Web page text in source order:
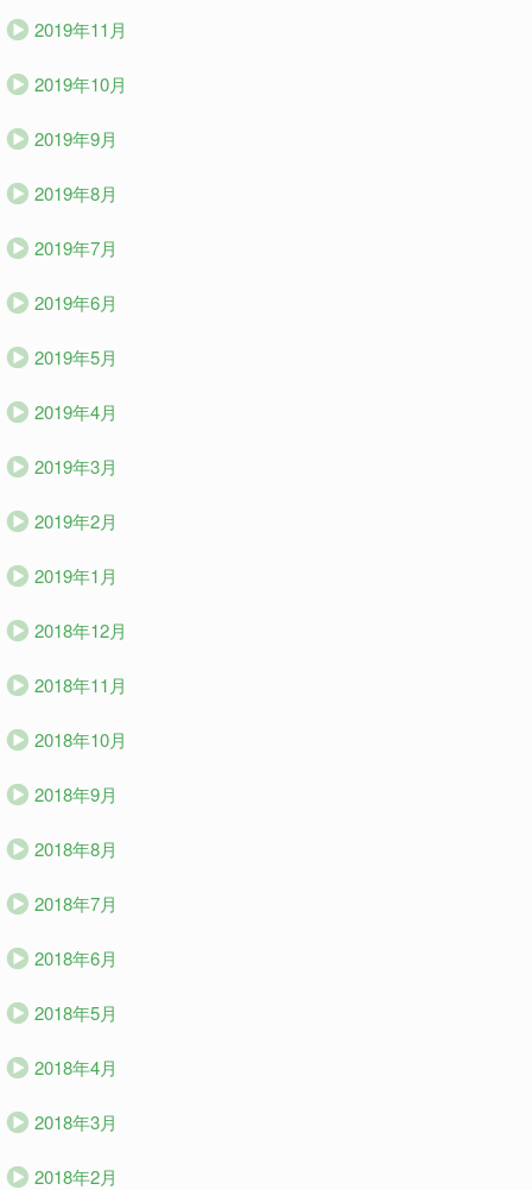
2019年11月
2019年10月
2019年9月
2019年8月
2019年7月
2019年6月
2019年5月
2019年4月
2019年3月
2019年2月
2019年1月
2018年12月
2018年11月
2018年10月
2018年9月
2018年8月
2018年7月
2018年6月
2018年5月
2018年4月
2018年3月
2018年2月